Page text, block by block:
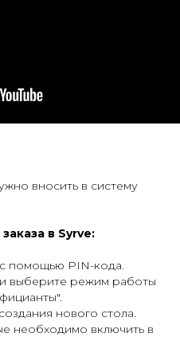
вносить в систему
в Syrve:
помощью PIN-кода.
выберите режим работы
нового стола.
необходимо включить в